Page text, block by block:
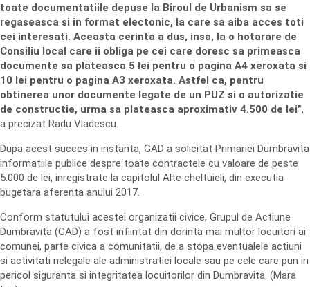
toate documentatiile depuse la Biroul de Urbanism sa se
regaseasca si in format electonic, la care sa aiba acces toti
cei interesati. Aceasta cerinta a dus, insa, la o hotarare de
Consiliu local care ii obliga pe cei care doresc sa primeasca
documente sa plateasca 5 lei pentru o pagina A4 xeroxata si
10 lei pentru o pagina A3 xeroxata. Astfel ca, pentru
obtinerea unor documente legate de un PUZ si o autorizatie
de constructie, urma sa plateasca aproximativ 4.500 de lei”,
a precizat Radu Vladescu.
Dupa acest succes in instanta, GAD a solicitat Primariei Dumbravita
informatiile publice despre toate contractele cu valoare de peste
5.000 de lei, inregistrate la capitolul Alte cheltuieli, din executia
bugetara aferenta anului 2017.
Conform statutului acestei organizatii civice, Grupul de Actiune
Dumbravita (GAD) a fost infiintat din dorinta mai multor locuitori ai
comunei, parte civica a comunitatii, de a stopa eventualele actiuni
si activitati nelegale ale administratiei locale sau pe cele care pun in
pericol siguranta si integritatea locuitorilor din Dumbravita. (Mara